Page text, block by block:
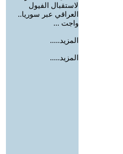
لاستقبال الفيول
العراقي عبر سوريا..
واجت ...
المزيد.....
المزيد.....